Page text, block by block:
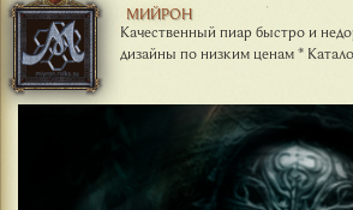
МИЙРОН
Качественный пиар быстро и
дизайны по низким ценам *